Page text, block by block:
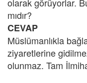
mıdır?
CEVAP
Müslümanlıkla
ziyaretlerine
olunmaz. Tam